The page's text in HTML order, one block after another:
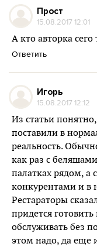
Прост
15.08.2017 12:01
А кто авторка сего
Ответить
Игорь
15.08.2017 12:12
Из статьи
поставили в
реальность.
как раз с
палатках рядом, а
конкурентами и в
Рестараторы
придется
обслуживать без
этом надо, да еще